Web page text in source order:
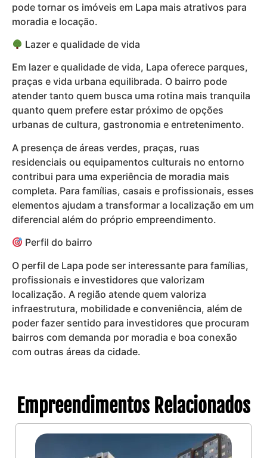
pode tornar os imóveis em Lapa mais atrativos para
moradia e locação.
Lazer e qualidade de vida
Em lazer e qualidade de vida, Lapa oferece parques,
praças e vida urbana equilibrada. O bairro pode
atender tanto quem busca uma rotina mais tranquila
quanto quem prefere estar próximo de opções
urbanas de cultura, gastronomia e entretenimento.
A presença de áreas verdes, praças, ruas
residenciais ou equipamentos culturais no entorno
contribui para uma experiência de moradia mais
completa. Para famílias, casais e profissionais, esses
elementos ajudam a transformar a localização em um
diferencial além do próprio empreendimento.
Perfil do bairro
O perfil de Lapa pode ser interessante para famílias,
profissionais e investidores que valorizam
localização. A região atende quem valoriza
infraestrutura, mobilidade e conveniência, além de
poder fazer sentido para investidores que procuram
bairros com demanda por moradia e boa conexão
com outras áreas da cidade.
Empreendimentos Relacionados